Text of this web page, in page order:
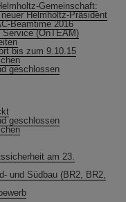
Gemeinschaft:
Helmholtz-Präsident
Beamtime 2016
(OnTEAM)
bis zum 9.10.15
geschlossen
geschlossen
am 23.
und Südbau (BR2, BR2,